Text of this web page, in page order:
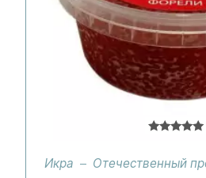
из 5
Икра Отечественный